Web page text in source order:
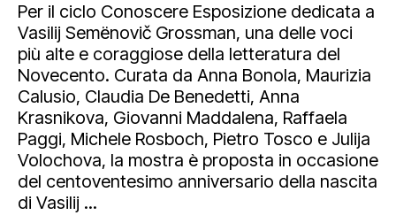
Per il ciclo Conoscere Esposizione dedicata a
Vasilij Semënovič Grossman, una delle voci
più alte e coraggiose della letteratura del
Novecento. Curata da Anna Bonola, Maurizia
Calusio, Claudia De Benedetti, Anna
Krasnikova, Giovanni Maddalena, Raffaela
Paggi, Michele Rosboch, Pietro Tosco e Julija
Volochova, la mostra è proposta in occasione
del centoventesimo anniversario della nascita
di Vasilij ...